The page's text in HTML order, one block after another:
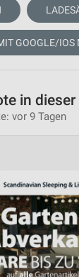
GOOGLE/IOS
in dieser
vor 9 Tagen